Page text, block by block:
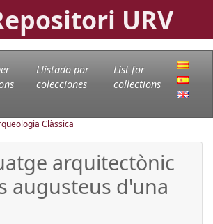
URV
Llistado por
colecciones
List for
collections
Clàssica
arquitectònic
augusteus d'una